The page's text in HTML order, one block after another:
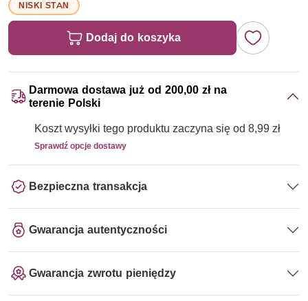
NISKI STAN
Dodaj do koszyka
Darmowa dostawa już od 200,00 zł na
terenie Polski
Koszt wysyłki tego produktu zaczyna się od 8,99 zł
Sprawdź opcje dostawy
Bezpieczna transakcja
Gwarancja autentyczności
Gwarancja zwrotu pieniędzy